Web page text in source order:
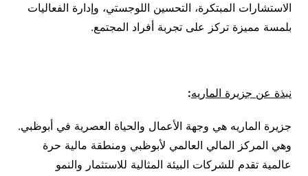
الاستشارات المبتكرة، التحسين اللوجستي، وإدارة الفعاليات
بلمسة مميزة تركز على تجربة أفراد المجتمع.
نبذة عن جزيرة الماريه:
جزيرة الماريه هي وجهة الأعمال والحياة العصرية في أبوظبي.
وهي المركز المالي العالمي لأبوظبي ومنطقة مالية حرة
عالمية تقدم للشركات البيئة المثالية للاستثمار والنمو